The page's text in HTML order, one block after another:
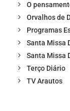
O
Orvalhos de
Programas
Santa Missa
Santa Missa
Terço Diário
TV Arautos